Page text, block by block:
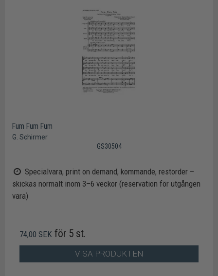
Fum Fum Fum
G. Schirmer
GS30504
Specialvara, print on demand, kommande, restorder –
skickas normalt inom 3–6 veckor (reservation för utgången
vara)
74,00 SEK för 5 st.
VISA PRODUKTEN